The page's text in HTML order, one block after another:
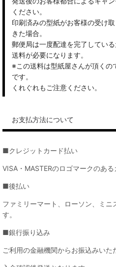
ください。
印刷済みの型紙がお客様の受け
きた場合。
郵便局は一度配達を完了してい
送料が必要になります。
※この送料は型紙屋さんが頂くの
です。
くれぐれもご注意ください。
お支払方法について
■クレジットカード払い
VISA・MASTERのロゴマークのある
■後払い
ファミリーマート、ローソン、ミニ
す。
■銀行振り込み
ご利用の金融機関からお振込みいた